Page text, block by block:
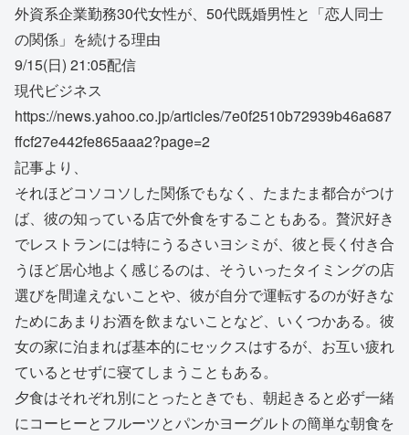
外資系企業勤務30代女性が、50代既婚男性と「恋人同士
の関係」を続ける理由
9/15(日) 21:05配信
現代ビジネス
https://news.yahoo.co.jp/articles/7e0f2510b72939b46a687
ffcf27e442fe865aaa2?page=2
記事より、
それほどコソコソした関係でもなく、たまたま都合がつけ
ば、彼の知っている店で外食をすることもある。贅沢好き
でレストランには特にうるさいヨシミが、彼と長く付き合
うほど居心地よく感じるのは、そういったタイミングの店
選びを間違えないことや、彼が自分で運転するのが好きな
ためにあまりお酒を飲まないことなど、いくつかある。彼
女の家に泊まれば基本的にセックスはするが、お互い疲れ
ているとせずに寝てしまうこともある。
夕食はそれぞれ別にとったときでも、朝起きると必ず一緒
にコーヒーとフルーツとパンかヨーグルトの簡単な朝食を